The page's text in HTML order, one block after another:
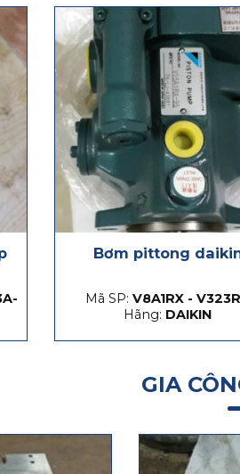
Bơm pittong
Mã SP: V8A1RX -
Hãng: DAIKIN
GIA